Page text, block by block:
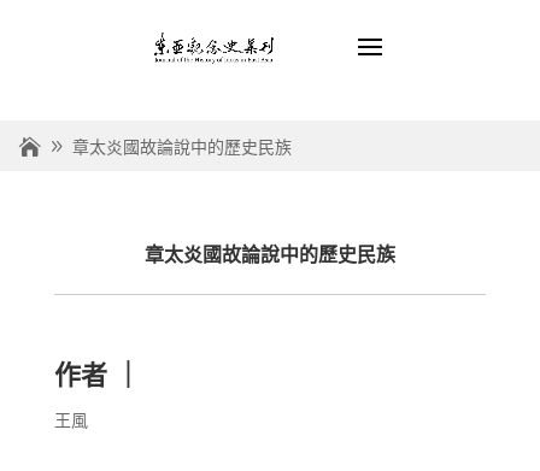
章太炎國故論說中的歷史民族
章太炎國故論說中的歷史民族
作者 ｜
王風